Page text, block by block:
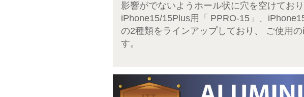
影響がでないようホール状に穴を空けており
iPhone15/15Plus用「 PPRO-15 」、
の2種類をラインアップしており、 ご使用
す。